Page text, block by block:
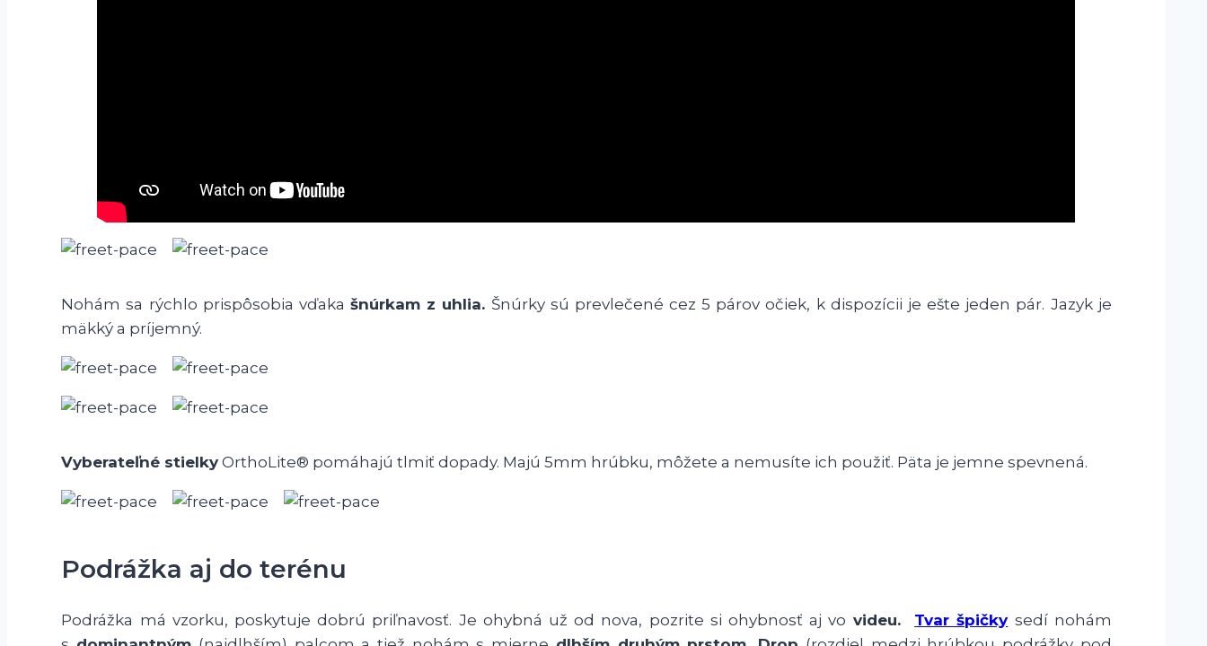
Nohám sa rýchlo prispôsobia vďakašnúrkam z uhlia. Šnúrky sú prevlečené cez 5 párov očiek, k dispozícii je ešte jeden pár. Jazyk je
mäkký a príjemný.
Vyberateľné stielky OrthoLite® pomáhajú tlmiť dopady. Majú 5mm hrúbku, môžete a nemusíte ich použiť. Päta je jemne spevnená.
Podrážka aj do terénu
Podrážka má vzorku, poskytuje dobrú priľnavosť. Je ohybná už od nova, pozrite si ohybnosť aj vo videu. Tvar špičkysedí nohám